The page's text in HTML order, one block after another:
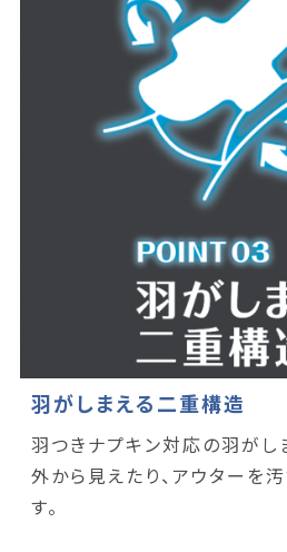
羽がしまえる二重構造
羽つきナプキン対応の羽がし
外から見えたり、アウターを
す。